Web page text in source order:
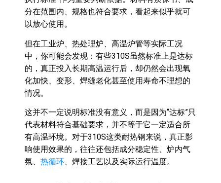
分在范围内、规格也符合要求，看起来似乎就可
以放心使用。
但在工业炉、热处理炉、高温炉管等实际工况
中，你可能会发现：有些310S虽然标准上是达标
的，真正投入长期高温运行后，却仍然会出现氧
化加快、变形、焊缝老化甚至使用寿命不理想的
情况。
这并不一定说明标准没有意义，而是因为“达标”只
代表材料符合基础要求，并不等于它一定适合所
有高温环境。对于310S这类耐热钢来说，真正影
响使用效果的，往往还包括成分稳定性、炉内气
氛、 热循环、焊接工艺以及实际运行温度。